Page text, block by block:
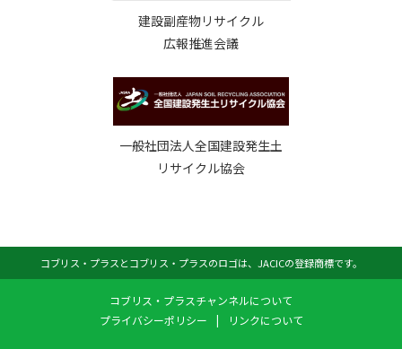
建設副産物リサイクル
広報推進会議
一般社団法人全国建設発生土
リサイクル協会
コブリス・プラスとコブリス・プラスのロゴは、JACICの登録商標です。
コブリス・プラスチャンネルについて
プライバシーポリシー
| リンクについて